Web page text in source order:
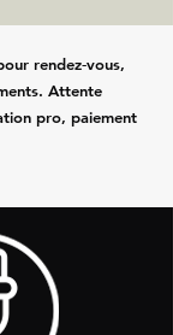
rendez‑vous,
Attente
pro, paiement